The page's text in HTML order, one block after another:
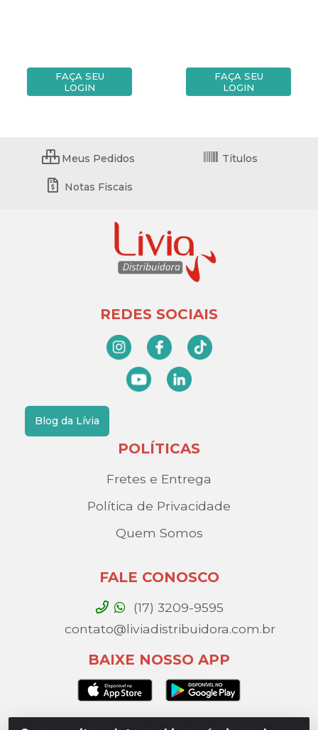
FAÇA SEU
LOGIN
FAÇA SEU
LOGIN
Meus Pedidos Títulos
Notas Fiscais
REDES SOCIAIS
Blog da Lívia
POLÍTICAS
Fretes e Entrega
Política de Privacidade
Quem Somos
FALE CONOSCO
(17) 3209-9595
contato@liviadistribuidora.com.br
BAIXE NOSSO APP